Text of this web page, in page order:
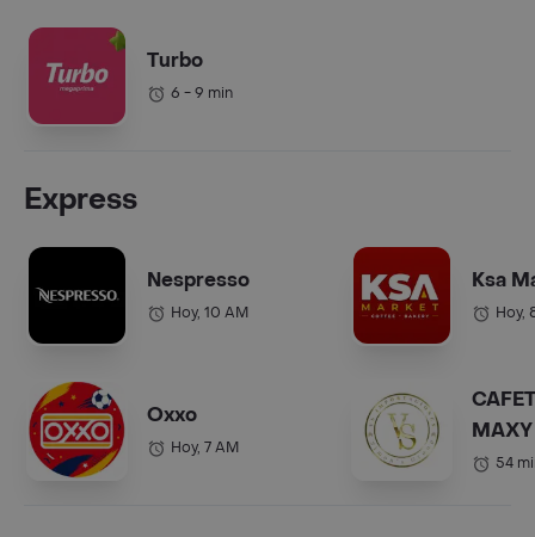
Turbo
6 - 9 min
Express
Nespresso
Hoy, 10 AM
Oxxo
Hoy, 7 AM
Ksa
Hoy,
COL.).
54